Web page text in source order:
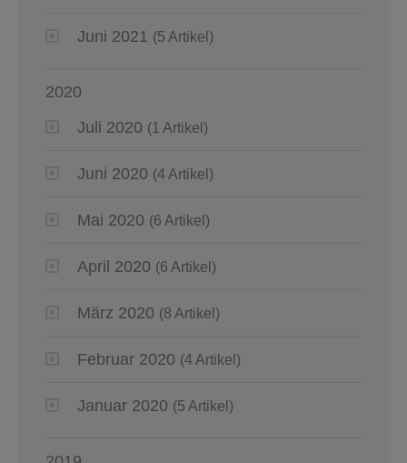
Juni 2021 (5 Artikel)
2020
Juli 2020 (1 Artikel)
Juni 2020 (4 Artikel)
Mai 2020 (6 Artikel)
April 2020 (6 Artikel)
März 2020 (8 Artikel)
Februar 2020 (4 Artikel)
Januar 2020 (5 Artikel)